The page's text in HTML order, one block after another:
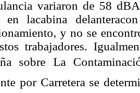
variaron de 58
en lacabina
y no se
trabajadores.
sobre La
por Carretera se